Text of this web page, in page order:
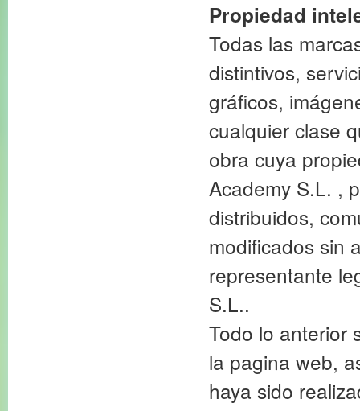
Propiedad
Todas las
distintivos,
gráficos,
cualquier clase
obra cuya
Academy S.L. ,
distribuidos,
modificados sin
representante
S.L..
Todo lo anterior
la pagina web,
haya sido